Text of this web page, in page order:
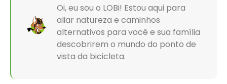
Oi, eu sou o LOBi! Estou aqui para
aliar natureza e caminhos
alternativos para você e sua família
descobrirem o mundo do ponto de
vista da bicicleta.